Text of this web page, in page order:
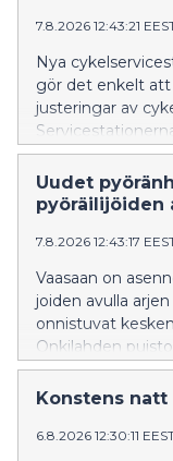
7.8.2026 12:43:21
Nya
gör det enkelt att
justeringar av
parkeringen i
Resecentret.
Uudet
pyöräilijöiden
7.8.2026 12:43:17
Vaasaan on
joiden avulla
onnistuvat
Onkilahden
Matkakeskuksen
Konstens natt
6.8.2026 12:30:11